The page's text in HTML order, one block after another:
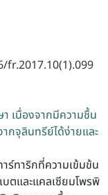
เนื่องจากมีความชื้น
กจุลินทรีย์ได้ง่ายและ
ร์ทาริกที่ความเข้มข้น
ตและแคลเซียมโพรพิ